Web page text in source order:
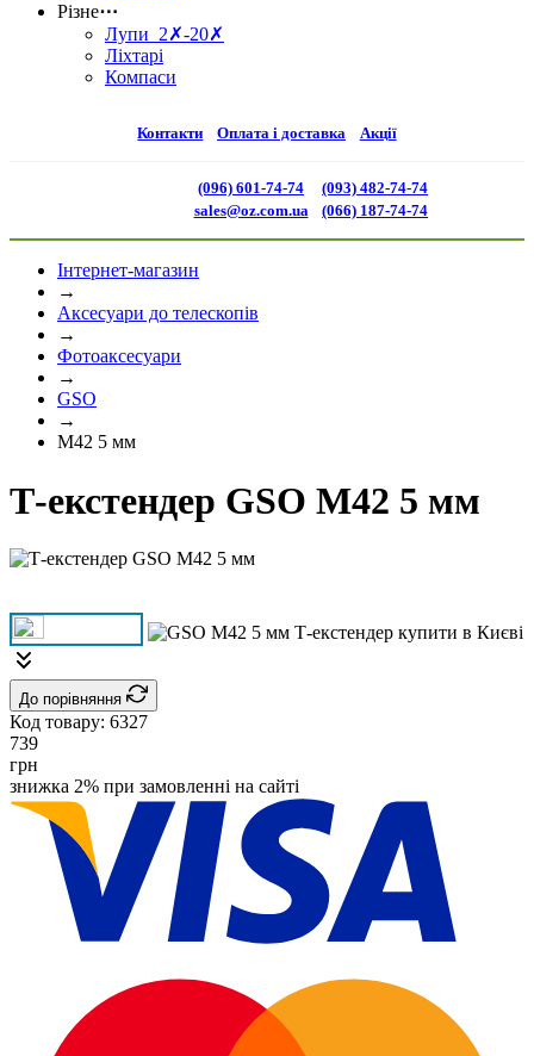
Різне⋯
Лупи 2✗-20✗
Ліхтарі
Компаси
Контакти Оплата і доставка Акції
(096) 601-74-74
sales@oz.com.ua
(093) 482-74-74
(066) 187-74-74
Інтернет-магазин
→
Аксесуари до телескопів
→
Фотоаксесуари
→
GSO
→
M42 5 мм
Т-екстендер GSO M42 5 мм
До порівняння
Код товару: 6327
739
грн
знижка 2% при замовленні на сайті